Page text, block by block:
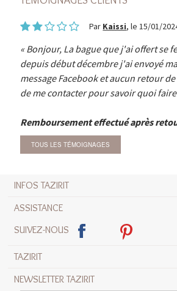
Par Kaissi, le 15/01/
Bonjour, La bague que j'ai offert se
depuis début décembre j'ai envoyé
message Facebook et aucun retour
de me contacter pour savoir quoi
Remboursement effectué après
TOUS LES TÉMOIGNAGES
INFOS TAZIRIT
ASSISTANCE
SUIVEZ-NOUS
TAZIRIT
NEWSLETTER TAZIRIT